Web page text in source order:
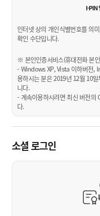
I-PIN
인터넷 상의 개인식별번호를 의
확인 수단입니다.
※ 본인인증서비스(휴대전화 본
- Windows XP, Vista 이하버전,
용하시는 분은 2019년 12월 10
니다.
- 계속이용하시려면 최신 버전의
다.
소셜 로그인